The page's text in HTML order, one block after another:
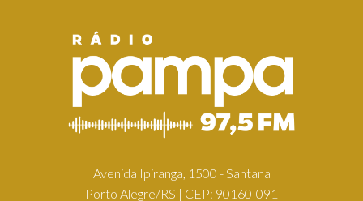
Avenida Ipiranga, 1500 - Santana
Porto Alegre/RS | CEP: 90160-091